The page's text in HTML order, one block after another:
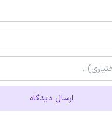
ارسال دیدگاه